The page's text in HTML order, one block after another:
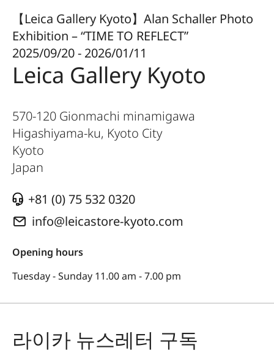
【Leica Gallery Kyoto】Alan Schaller Photo
Exhibition – “TIME TO REFLECT”
2025/09/20 - 2026/01/11
Leica Gallery Kyoto
570-120 Gionmachi minamigawa
Higashiyama-ku, Kyoto City
Kyoto
Japan
+81 (0) 75 532 0320
info@leicastore-kyoto.com
Opening hours
Tuesday - Sunday 11.00 am - 7.00 pm
라이카 뉴스레터 구독